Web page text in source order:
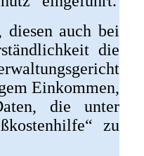
auch bei
die
Einkommen,
die unter
zu